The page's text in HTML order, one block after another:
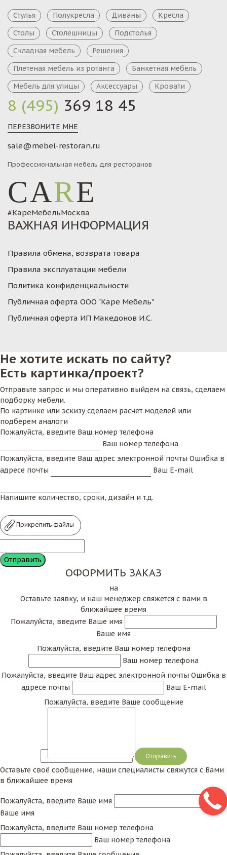
8 (495) 369 18 45
ПЕРЕЗВОНИТЕ МНЕ
sale@mebel-restoran.ru
Профессиональная мебель для ресторанов
CARE
#КареМебельМосква
Стулья Полукресла Диваны
Кресла
Столы
Столешницы
Подстолья
Складная мебель
Решения
Плетеная мебель из ротанга
Банкетная мебель
Мебель для улицы
Аксессуары Кровати
ВАЖНАЯ ИНФОРМАЦИЯ
Правила обмена, возврата товара
Правила эксплуатации мебели
Политика конфиденциальности
Публичная оферта ООО "Каре Мебель"
Публичная оферта ИП Македонов И.С.
Не хотите искать по сайту?
Есть картинка/проект?
Отправьте запрос и мы оперативно выйдем на связь, сделаем
подборку мебели.
По картинке или эскизу сделаем расчет моделей или
подберем аналоги
Пожалуйста, введите Ваш номер телефона
Ваш номер телефона
Пожалуйста, введите Ваш адрес электронной почты Ошибка в
адресе почты
Ваш E-mail
Напишите количество, сроки, дизайн и т.д.
Прикрепить файлы
ОФОРМИТЬ ЗАКАЗ
на
Оставьте заявку, и наш менеджер свяжется с вами в
ближайшее время
Пожалуйста, введите Ваше имя
Ваше имя
Пожалуйста, введите Ваш номер телефона
Ваш номер телефона
Пожалуйста, введите Ваш адрес электронной почты Ошибка в
адресе почты
Ваш E-mail
Пожалуйста, введите Ваше сообщение
Сообщение
Оставьте своё сообщение, наши специалисты свяжутся с Вами
в ближайшее время
Пожалуйста, введите Ваше имя
Ваше имя
Пожалуйста, введите Ваш номер телефона
Ваш номер телефона